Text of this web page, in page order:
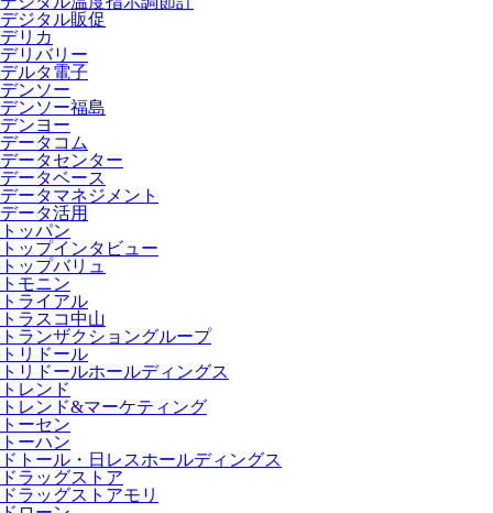
デジタル販促
デリカ
デリバリー
デルタ電子
デンソー
デンソー福島
デンヨー
データコム
データセンター
データベース
データマネジメント
データ活用
トッパン
トップインタビュー
トップバリュ
トモニン
トライアル
トラスコ中山
トランザクショングループ
トリドール
トリドールホールディングス
トレンド
トレンド&マーケティング
トーセン
トーハン
ドトール・日レスホールディングス
ドラッグストア
ドラッグストアモリ